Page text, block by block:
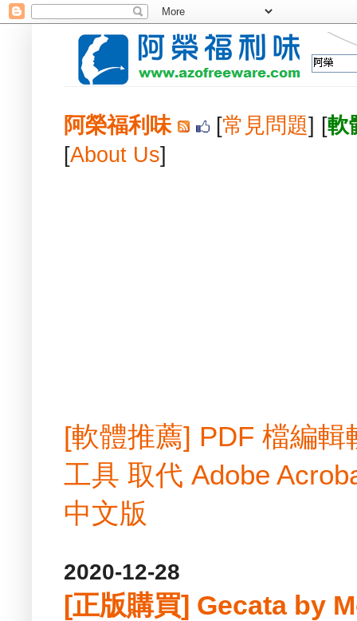
阿榮福利味 [常見問題] [軟
[About Us]
[軟體推薦] PDF 檔編
工具 取代 Adobe
中文版
2020-12-28
[正版購買] Gecata by